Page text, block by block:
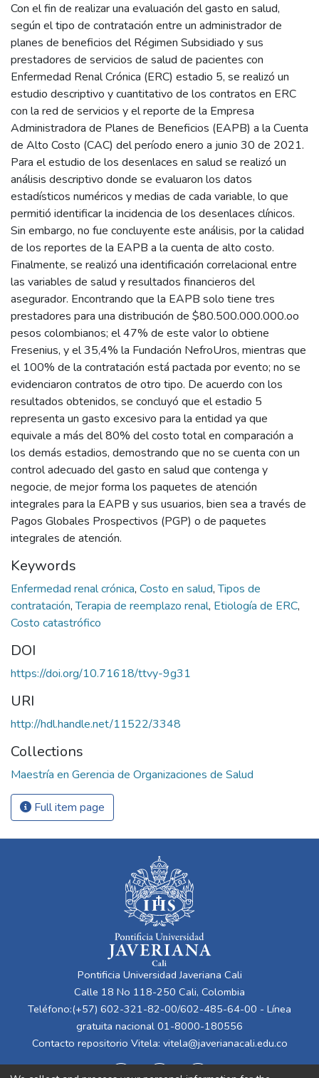
Con el fin de realizar una evaluación del gasto en salud,
según el tipo de contratación entre un administrador de
planes de beneficios del Régimen Subsidiado y sus
prestadores de servicios de salud de pacientes con
Enfermedad Renal Crónica (ERC) estadio 5, se realizó un
estudio descriptivo y cuantitativo de los contratos en ERC
con la red de servicios y el reporte de la Empresa
Administradora de Planes de Beneficios (EAPB) a la Cuenta
de Alto Costo (CAC) del período enero a junio 30 de 2021.
Para el estudio de los desenlaces en salud se realizó un
análisis descriptivo donde se evaluaron los datos
estadísticos numéricos y medias de cada variable, lo que
permitió identificar la incidencia de los desenlaces clínicos.
Sin embargo, no fue concluyente este análisis, por la calidad
de los reportes de la EAPB a la cuenta de alto costo.
Finalmente, se realizó una identificación correlacional entre
las variables de salud y resultados financieros del
asegurador. Encontrando que la EAPB solo tiene tres
prestadores para una distribución de $80.500.000.000.oo
pesos colombianos; el 47% de este valor lo obtiene
Fresenius, y el 35,4% la Fundación NefroUros, mientras que
el 100% de la contratación está pactada por evento; no se
evidenciaron contratos de otro tipo. De acuerdo con los
resultados obtenidos, se concluyó que el estadio 5
representa un gasto excesivo para la entidad ya que
equivale a más del 80% del costo total en comparación a
los demás estadios, demostrando que no se cuenta con un
control adecuado del gasto en salud que contenga y
negocie, de mejor forma los paquetes de atención
integrales para la EAPB y sus usuarios, bien sea a través de
Pagos Globales Prospectivos (PGP) o de paquetes
integrales de atención.
Keywords
Enfermedad renal crónica, Costo en salud,Tipos de
contratación,Terapia de reemplazo renal, Etiología de ERC,
Costo catastrófico
DOI
https://doi.org/10.71618/ttvy-9g31
URI
http://hdl.handle.net/11522/3348
Collections
Maestría en Gerencia de Organizaciones de Salud
Full item page
Pontificia Universidad Javeriana Cali
Calle 18 No 118-250 Cali, Colombia
Teléfono:(+57) 602-321-82-00/602-485-64-00 - Línea
gratuita nacional 01-8000-180556
Contacto repositorio Vitela: vitela@javerianacali.edu.co